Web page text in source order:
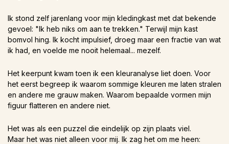
Ik stond zelf jarenlang voor mijn kledingkast met dat bekende
gevoel: "Ik heb niks om aan te trekken." Terwijl mijn kast
bomvol hing. Ik kocht impulsief, droeg maar een fractie van wat
ik had, en voelde me nooit helemaal... mezelf.
Het keerpunt kwam toen ik een kleuranalyse liet doen. Voor
het eerst begreep ik waarom sommige kleuren me laten stralen
en andere me grauw maken. Waarom bepaalde vormen mijn
figuur flatteren en andere niet.
Het was als een puzzel die eindelijk op zijn plaats viel.
Maar het was niet alleen voor mij. Ik zag het om me heen: